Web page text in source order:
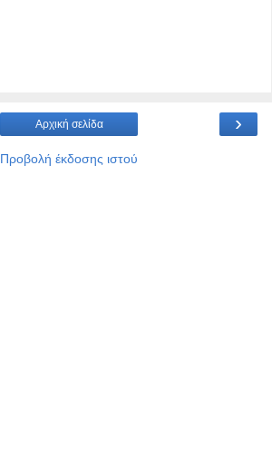
›
Αρχική σελίδα
Προβολή έκδοσης ιστού